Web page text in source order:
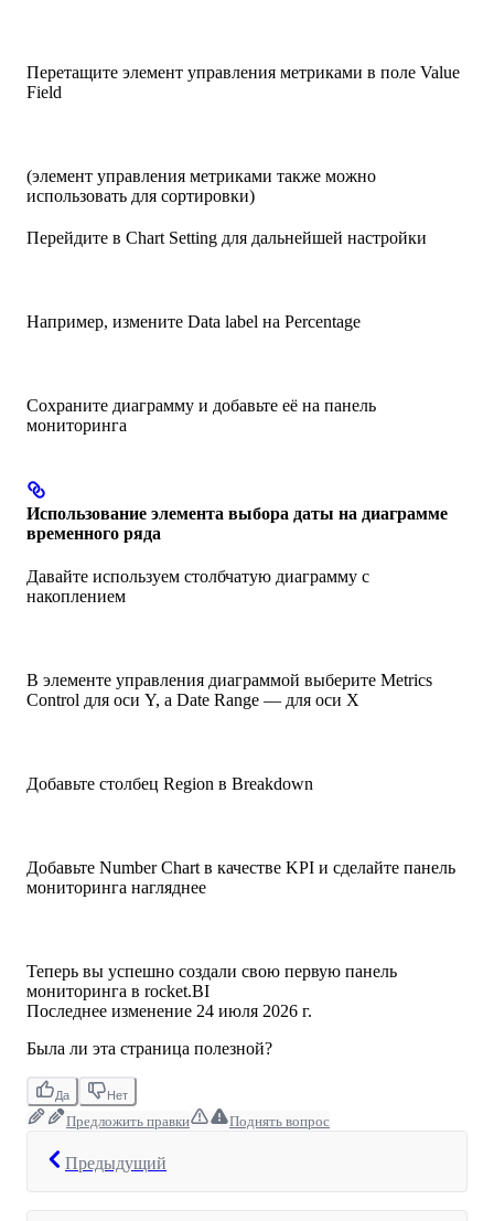
Перетащите элемент управления метриками в поле Value
Field
(элемент управления метриками также можно
использовать для сортировки)
Перейдите в Chart Setting для дальнейшей настройки
Например, измените Data label на Percentage
Сохраните диаграмму и добавьте её на панель
мониторинга
Использование элемента выбора даты на диаграмме
временного ряда
Давайте используем столбчатую диаграмму с
накоплением
В элементе управления диаграммой выберите Metrics
Control для оси Y, а Date Range — для оси X
Добавьте столбец Region в Breakdown
Добавьте Number Chart в качестве KPI и сделайте панель
мониторинга нагляднее
Теперь вы успешно создали свою первую панель
мониторинга в rocket.BI
Последнее изменение 24 июля 2026 г.
Была ли эта страница полезной?
Да Нет
Предложить правки Поднять вопрос
Предыдущий